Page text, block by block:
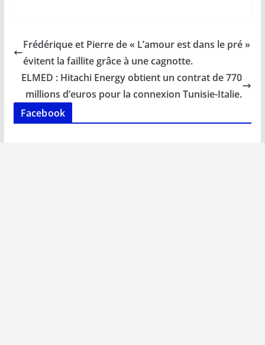
b
o
o
k
l s
A
p
p
e
dI
n
y
Li
n
k
g
er
Frédérique et Pierre de « L’amour est dans le pré »
évitent la faillite grâce à une cagnotte.
ELMED : Hitachi Energy obtient un contrat de 770
millions d’euros pour la connexion Tunisie-Italie.
Facebook